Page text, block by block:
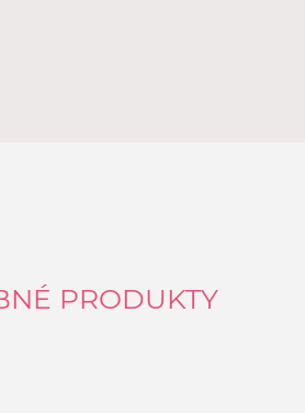
PRODUKTY